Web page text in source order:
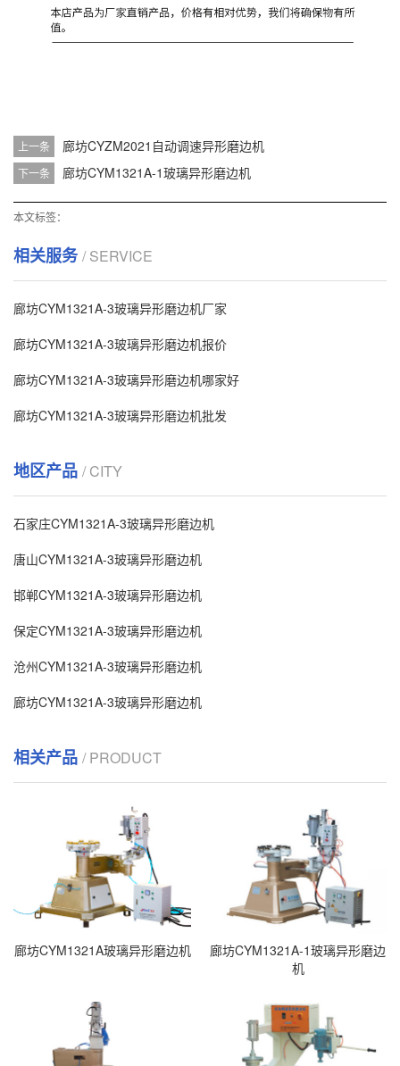
上一条 廊坊CYZM2021自动调速异形磨边机
下一条 廊坊CYM1321A-1玻璃异形磨边机
本文标签：
相关服务/ SERVICE
廊坊CYM1321A-3玻璃异形磨边机厂家
廊坊CYM1321A-3玻璃异形磨边机报价
廊坊CYM1321A-3玻璃异形磨边机哪家好
廊坊CYM1321A-3玻璃异形磨边机批发
地区产品 / CITY
石家庄CYM1321A-3玻璃异形磨边机
唐山CYM1321A-3玻璃异形磨边机
邯郸CYM1321A-3玻璃异形磨边机
保定CYM1321A-3玻璃异形磨边机
沧州CYM1321A-3玻璃异形磨边机
廊坊CYM1321A-3玻璃异形磨边机
相关产品 / PRODUCT
廊坊CYM1321A玻璃异形磨边机
廊坊CYM1321A-1玻璃异形磨边
机